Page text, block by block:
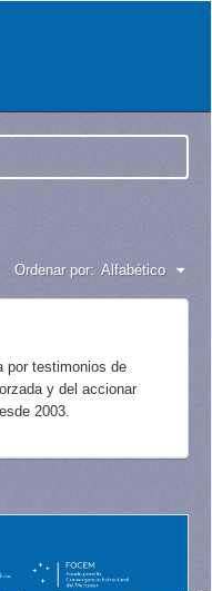
Ordenar por: Alfabético
por testimonios de
y del accionar
2003.